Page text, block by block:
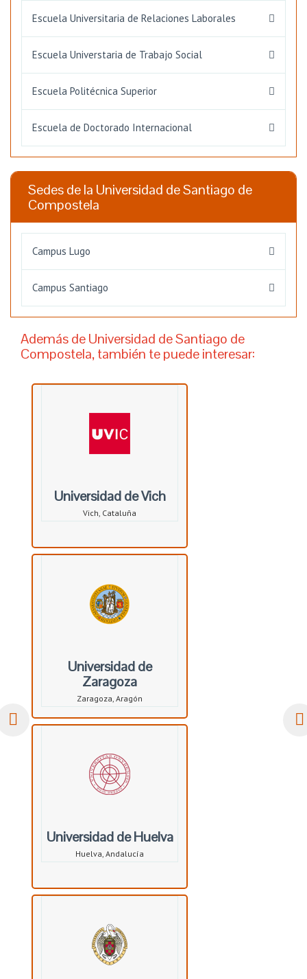
Escuela Universitaria de Relaciones Laborales
Escuela Universtaria de Trabajo Social
Escuela Politécnica Superior
Escuela de Doctorado Internacional
Sedes de la Universidad de Santiago de
Compostela
Campus Lugo
Campus Santiago
Además de Universidad de Santiago de
Compostela, también te puede interesar:
Universidad de Vich
Vich, Cataluña
Universidad de
Zaragoza
Zaragoza, Aragón
Universidad de Huelva
Huelva, Andalucía